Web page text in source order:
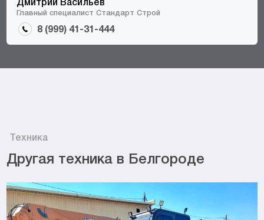
Дмитрий Васильев
Главный специалист Стандарт Строй
8 (999) 41-31-444
Техника
Другая техника в Белгороде